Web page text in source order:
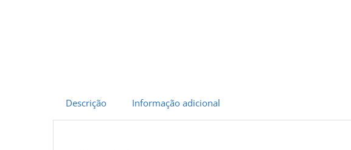
Descrição Informação adicional